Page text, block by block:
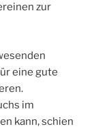
zur
eine gute
im
kann, schien